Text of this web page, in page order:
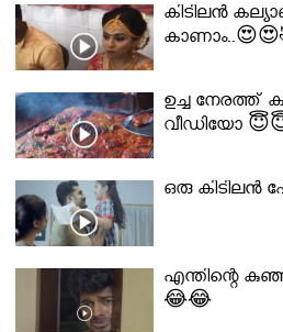
കിടിലൻ
ഉച്ച നേരത്ത്
വീഡിയോ
ഒരു കിടിലൻ
എന്തിന്റെ
😂😂